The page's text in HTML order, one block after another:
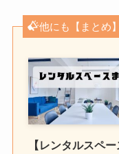
他にも【まとめ
【レンタルスペー